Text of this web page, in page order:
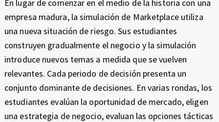
En lugar de comenzar en el medio de la historia con una
empresa madura, la simulación de Marketplace utiliza
una nueva situación de riesgo. Sus estudiantes
construyen gradualmente el negocio y la simulación
introduce nuevos temas a medida que se vuelven
relevantes. Cada periodo de decisión presenta un
conjunto dominante de decisiones. En varias rondas, los
estudiantes evalúan la oportunidad de mercado, eligen
una estrategia de negocio, evaluan las opciones tácticas